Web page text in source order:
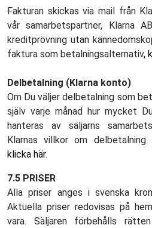
Fakturan skickas via mail från
vår samarbetspartner, Klarna
kreditprövning utan
faktura som betalningsalternativ,
Delbetalning (Klarna konto)
Om Du väljer delbetalning som
själv varje månad hur mycket
hanteras av säljarns
Klarnas villkor om delbetalning
klicka här.
7.5 PRISER
Alla priser anges i svenska
Aktuella priser redovisas på
vara. Säljaren förbehålls